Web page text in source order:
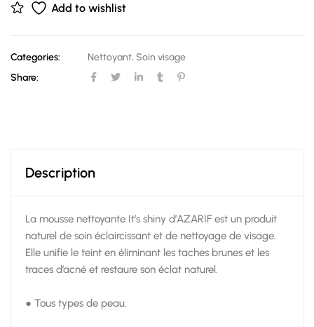
Add to wishlist
Categories: Nettoyant, Soin visage
Share:
Description
La mousse nettoyante It’s shiny d’AZARIF est un produit
naturel de soin éclaircissant et de nettoyage de visage.
Elle unifie le teint en éliminant les taches brunes et les
traces d’acné et restaure son éclat naturel.
● Tous types de peau.